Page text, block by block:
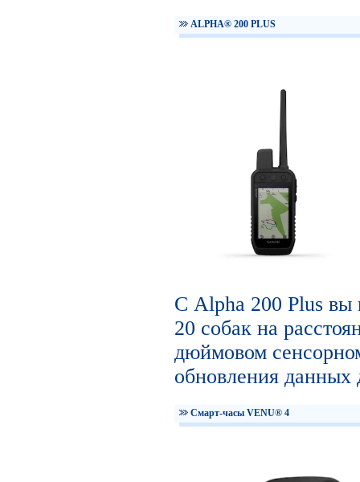
ALPHA® 200 PLUS
С Alpha 200 Plus вы
20 собак на
дюймовом
обновления данных
Смарт-часы VENU® 4